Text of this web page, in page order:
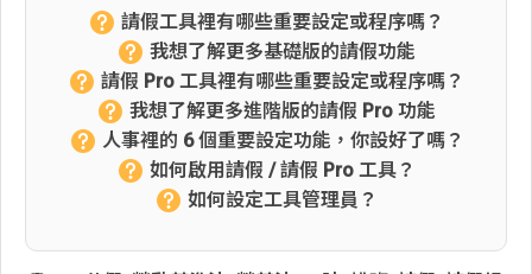
請假工具裡有哪些重要設定或程序嗎？
我想了解更多基礎版的請假功能
請假 Pro 工具裡有哪些重要設定或程序嗎？
我想了解更多進階版的請假 Pro 功能
人事裡的 6 個重要設定功能，你設好了嗎？
如何啟用請假 / 請假 Pro 工具？
如何設定工具管理員？